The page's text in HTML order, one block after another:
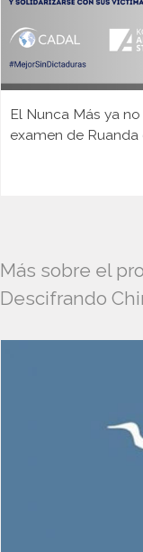
El Nunca Más ya
examen de Ruanda
Más sobre el
Descifrando